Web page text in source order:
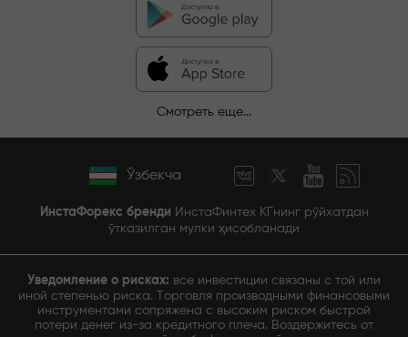
Смотреть еще...
Ўзбекча
ИнстаФорекс бренди ИнстаФинтех КГнинг рўйхатдан
ўтказилган мулки ҳисобланади
Уведомление о рисках: все инвестиции связаны с той или
иной степенью риска. Торговля производными финансовыми
инструментами сопряжена с высоким риском быстрой
потери денег из-за кредитного плеча. Воздержитесь от